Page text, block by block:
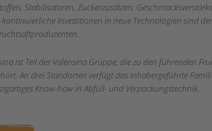
Stabilisatoren, Zuckerzusätzen,
Investitionen in neue Technologien sind
ist Teil der Valensina Gruppe, die zu den führenden
An drei Standorten verfügt das inhabergeführte
Know-how in Abfüll- und Verpackungstechnik.